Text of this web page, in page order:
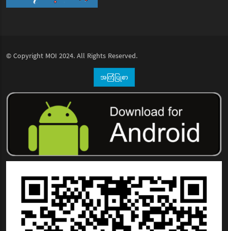
© Copyright MOI 2024. All Rights Reserved.
အကြံပြုစာ